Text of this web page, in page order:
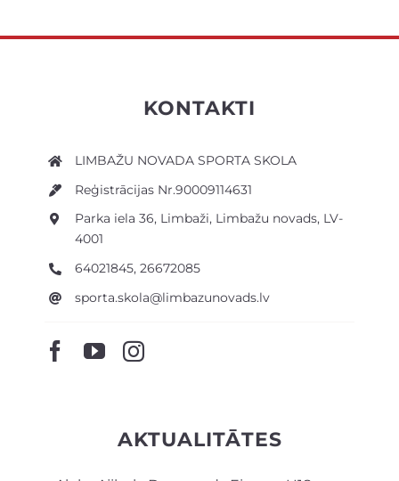
KONTAKTI
LIMBAŽU NOVADA SPORTA SKOLA
Reģistrācijas Nr.90009114631
Parka iela 36, Limbaži, Limbažu novads, LV-
4001
64021845, 26672085
sporta.skola@limbazunovads.lv
AKTUALITĀTES